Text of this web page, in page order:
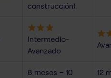
construcción).
Intermedio-
Avanzado
8 meses – 10
12